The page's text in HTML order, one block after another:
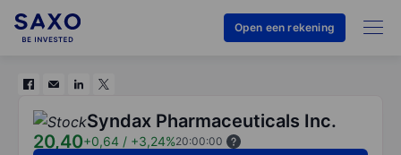
Open een rekening
Syndax Pharmaceuticals Inc.
20,40+0,64 / +3,24%20:00:00